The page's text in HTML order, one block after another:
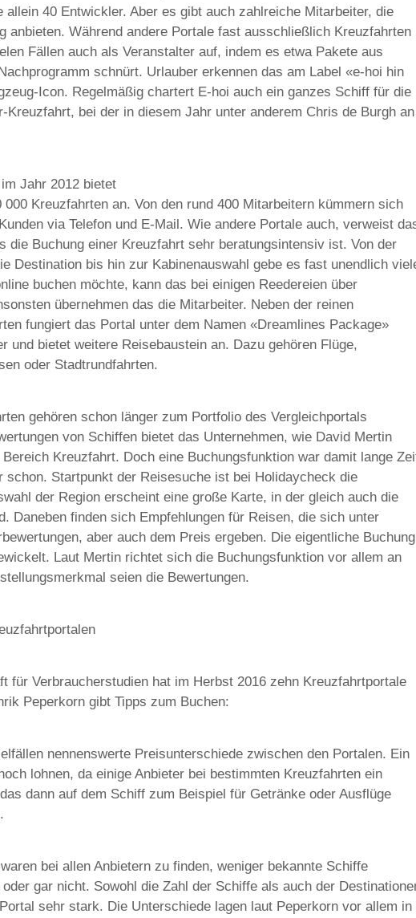
allein 40 Entwickler. Aber es gibt auch zahlreiche Mitarbeiter, die
anbieten. Während andere Portale fast ausschließlich Kreuzfahrten
Fällen auch als Veranstalter auf, indem es etwa Pakete aus
schnürt. Urlauber erkennen das am Label «e-hoi hin
Icon. Regelmäßig chartert E-hoi auch ein ganzes Schiff für die
Kreuzfahrt, bei der in diesem Jahr unter anderem Chris de Burgh an
Jahr 2012 bietet
000 Kreuzfahrten an. Von den rund 400 Mitarbeitern kümmern sich
via Telefon und E-Mail. Wie andere Portale auch, verweist
die Buchung einer Kreuzfahrt sehr beratungsintensiv ist. Von der
Destination bis hin zur Kabinenauswahl gebe es fast unendlich
buchen möchte, kann das bei einigen Reedereien über
übernehmen das die Mitarbeiter. Neben der reinen
fungiert das Portal unter dem Namen «Dreamlines Package»
und bietet weitere Reisebaustein an. Dazu gehören Flüge,
oder Stadtrundfahrten.
gehören schon länger zum Portfolio des Vergleichportals
von Schiffen bietet das Unternehmen, wie David Mertin
Kreuzfahrt. Doch eine Buchungsfunktion war damit lange
schon. Startpunkt der Reisesuche ist bei Holidaycheck die
der Region erscheint eine große Karte, in der gleich auch die
Daneben finden sich Empfehlungen für Reisen, die sich unter
aber auch dem Preis ergeben. Die eigentliche Buchung
Laut Mertin richtet sich die Buchungsfunktion vor allem an
seien die Bewertungen.
für Verbraucherstudien hat im Herbst 2016 zehn Kreuzfahrtportale
Peperkorn gibt Tipps zum Buchen:
nennenswerte Preisunterschiede zwischen den Portalen. Ein
lohnen, da einige Anbieter bei bestimmten Kreuzfahrten ein
dann auf dem Schiff zum Beispiel für Getränke oder Ausflüge
bei allen Anbietern zu finden, weniger bekannte Schiffe
gar nicht. Sowohl die Zahl der Schiffe als auch der
sehr stark. Die Unterschiede lagen laut Peperkorn vor allem in